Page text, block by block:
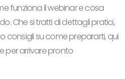
funziona il webinar e cosa
Che si tratti di dettagli pratici,
consigli su come prepararti, qui
per arrivare pronto